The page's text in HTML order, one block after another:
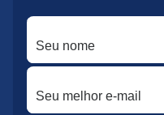
Seu nome
Seu melhor e-mail